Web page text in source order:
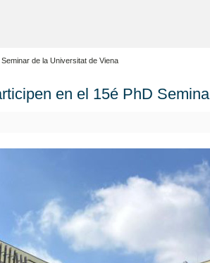
de la Universitat de Viena
en el 15é PhD